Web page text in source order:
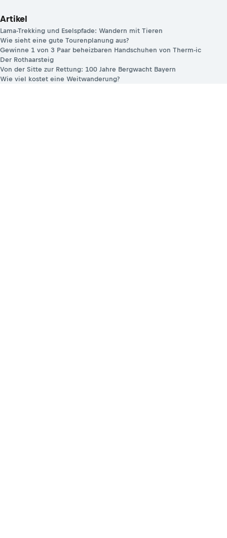
Artikel
Lama-Trekking und Eselspfade: Wandern mit Tieren
Wie sieht eine gute Tourenplanung aus?
Gewinne 1 von 3 Paar beheizbaren Handschuhen von Therm-ic
Der Rothaarsteig
Von der Sitte zur Rettung: 100 Jahre Bergwacht Bayern
Wie viel kostet eine Weitwanderung?